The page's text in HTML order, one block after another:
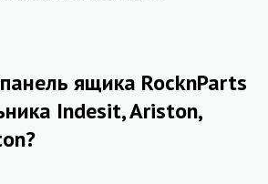
ящика RocknParts
Indesit, Ariston,